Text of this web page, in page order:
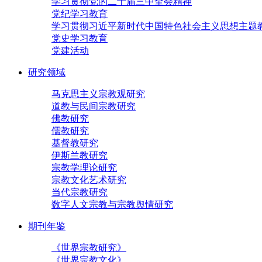
党纪学习教育
学习贯彻习近平新时代中国特色社会主义思想主题
党史学习教育
党建活动
研究领域
马克思主义宗教观研究
道教与民间宗教研究
佛教研究
儒教研究
基督教研究
伊斯兰教研究
宗教学理论研究
宗教文化艺术研究
当代宗教研究
数字人文宗教与宗教舆情研究
期刊年鉴
《世界宗教研究》
《世界宗教文化》